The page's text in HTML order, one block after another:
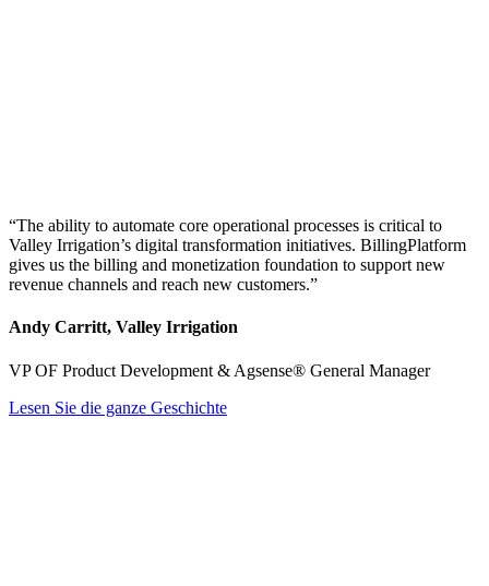
“The ability to automate core operational processes is critical to
Valley Irrigation’s digital transformation initiatives. BillingPlatform
gives us the billing and monetization foundation to support new
revenue channels and reach new customers.”
Andy Carritt, Valley Irrigation
VP OF Product Development & Agsense® General Manager
Lesen Sie die ganze Geschichte